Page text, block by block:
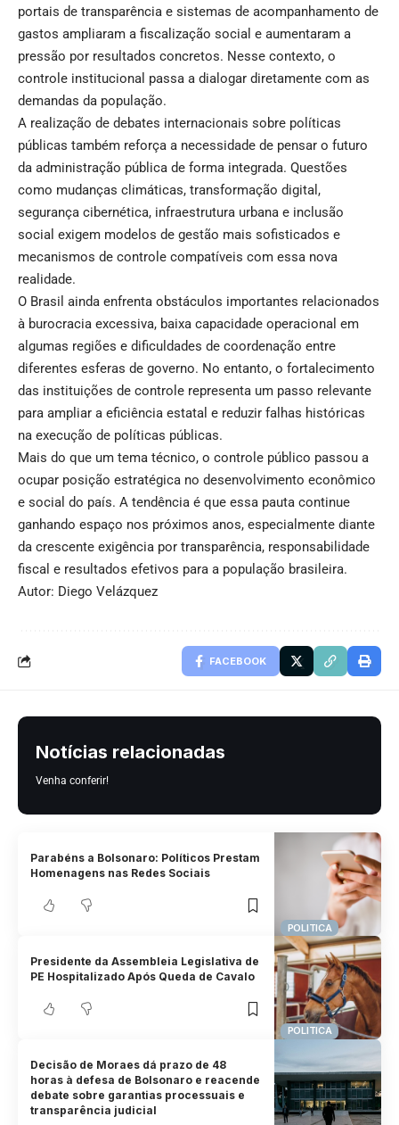
portais de transparência e sistemas de acompanhamento de
gastos ampliaram a fiscalização social e aumentaram a
pressão por resultados concretos. Nesse contexto, o
controle institucional passa a dialogar diretamente com as
demandas da população.
A realização de debates internacionais sobre políticas
públicas também reforça a necessidade de pensar o futuro
da administração pública de forma integrada. Questões
como mudanças climáticas, transformação digital,
segurança cibernética, infraestrutura urbana e inclusão
social exigem modelos de gestão mais sofisticados e
mecanismos de controle compatíveis com essa nova
realidade.
O Brasil ainda enfrenta obstáculos importantes relacionados
à burocracia excessiva, baixa capacidade operacional em
algumas regiões e dificuldades de coordenação entre
diferentes esferas de governo. No entanto, o fortalecimento
das instituições de controle representa um passo relevante
para ampliar a eficiência estatal e reduzir falhas históricas
na execução de políticas públicas.
Mais do que um tema técnico, o controle público passou a
ocupar posição estratégica no desenvolvimento econômico
e social do país. A tendência é que essa pauta continue
ganhando espaço nos próximos anos, especialmente diante
da crescente exigência por transparência, responsabilidade
fiscal e resultados efetivos para a população brasileira.
Autor: Diego Velázquez
FACEBOOK
Notícias relacionadas
Venha conferir!
POLITICA
Parabéns a Bolsonaro: Políticos Prestam
Homenagens nas Redes Sociais
POLITICA
Presidente da Assembleia Legislativa de
PE Hospitalizado Após Queda de Cavalo
Decisão de Moraes dá prazo de 48
horas à defesa de Bolsonaro e reacende
debate sobre garantias processuais e
transparência judicial